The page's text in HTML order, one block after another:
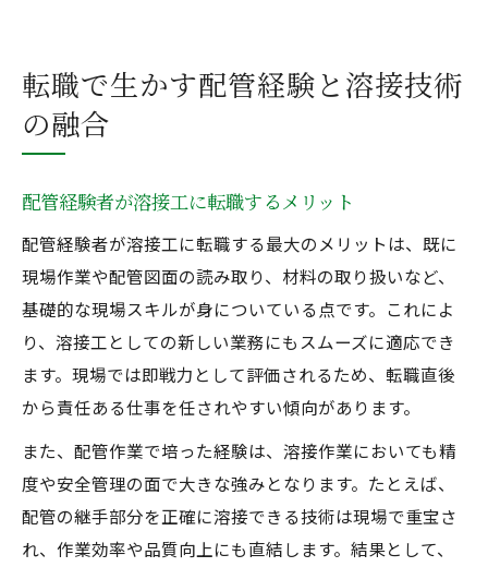
転職で生かす配管経験と溶接技術
の融合
配管経験者が溶接工に転職するメリット
配管経験者が溶接工に転職する最大のメリットは、既に
現場作業や配管図面の読み取り、材料の取り扱いなど、
基礎的な現場スキルが身についている点です。これによ
り、溶接工としての新しい業務にもスムーズに適応でき
ます。現場では即戦力として評価されるため、転職直後
から責任ある仕事を任されやすい傾向があります。
また、配管作業で培った経験は、溶接作業においても精
度や安全管理の面で大きな強みとなります。たとえば、
配管の継手部分を正確に溶接できる技術は現場で重宝さ
れ、作業効率や品質向上にも直結します。結果として、